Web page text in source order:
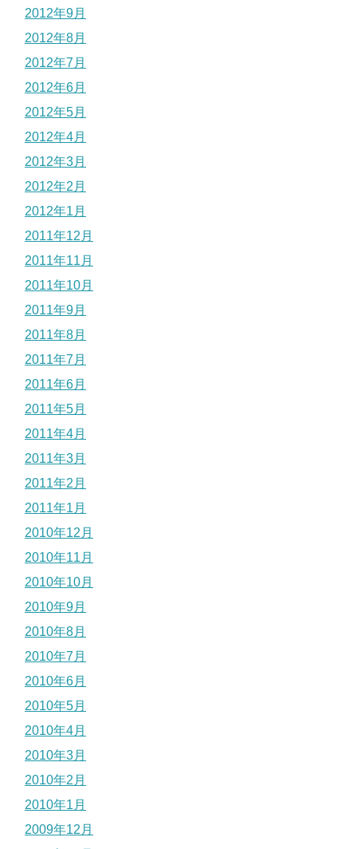
2012年9月
2012年8月
2012年7月
2012年6月
2012年5月
2012年4月
2012年3月
2012年2月
2012年1月
2011年12月
2011年11月
2011年10月
2011年9月
2011年8月
2011年7月
2011年6月
2011年5月
2011年4月
2011年3月
2011年2月
2011年1月
2010年12月
2010年11月
2010年10月
2010年9月
2010年8月
2010年7月
2010年6月
2010年5月
2010年4月
2010年3月
2010年2月
2010年1月
2009年12月